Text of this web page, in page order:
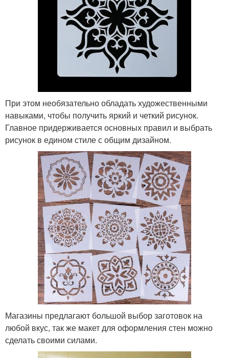
При этом необязательно обладать художественными
навыками, чтобы получить яркий и четкий рисунок.
Главное придерживается основных правил и выбрать
рисунок в едином стиле с общим дизайном.
Магазины предлагают большой выбор заготовок на
любой вкус, так же макет для оформления стен можно
сделать своими силами.